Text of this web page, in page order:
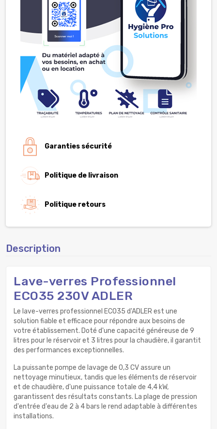
Garanties sécurité
Politique de livraison
Politique retours
Description
Lave-verres Professionnel
ECO35 230V ADLER
Le lave-verres professionnel ECO35 d'ADLER est une
solution fiable et efficace pour répondre aux besoins de
votre établissement. Doté d'une capacité généreuse de 9
litres pour le réservoir et 3 litres pour la chaudière, il garantit
des performances exceptionnelles.
La puissante pompe de lavage de 0,3 CV assure un
nettoyage minutieux, tandis que les éléments de réservoir
et de chaudière, d'une puissance totale de 4,4 kW,
garantissent des résultats constants. La plage de pression
d'entrée d'eau de 2 à 4 bars le rend adaptable à différentes
installations.